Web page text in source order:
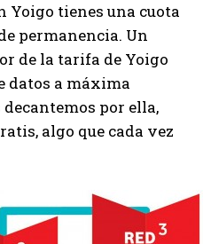
Yoigo tienes una cuota
permanencia. Un
de la tarifa de Yoigo
datos a máxima
por ella,
algo que cada vez